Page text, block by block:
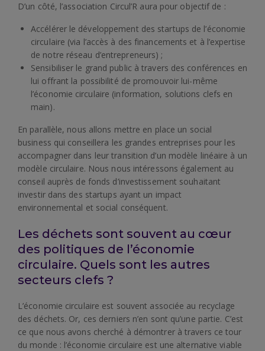
D’un côté, l’association Circul’R aura pour objectif de :
Accélérer le développement des startups de l’économie
circulaire (via l’accès à des financements et à l’expertise
de notre réseau d’entrepreneurs) ;
Sensibiliser le grand public à travers des conférences en
lui offrant la possibilité de promouvoir lui-même
l’économie circulaire (information, solutions clefs en
main).
En parallèle, nous allons mettre en place un social
business qui conseillera les grandes entreprises pour les
accompagner dans leur transition d’un modèle linéaire à un
modèle circulaire. Nous nous intéressons également au
conseil auprès de fonds d’investissement souhaitant
investir dans des startups ayant un impact
environnemental et social conséquent.
Les déchets sont souvent au cœur
des politiques de l’économie
circulaire. Quels sont les autres
secteurs clefs ?
L’économie circulaire est souvent associée au recyclage
des déchets. Or, ces derniers n’en sont qu’une partie. C’est
ce que nous avons cherché à démontrer à travers ce tour
du monde : l’économie circulaire est une alternative viable